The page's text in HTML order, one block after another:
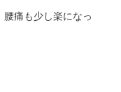
痛も少し楽になっ